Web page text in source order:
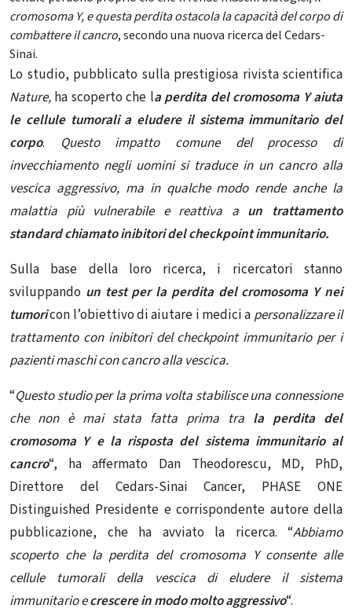
cromosoma Y, e questa perdita ostacola la capacità del corpo di
combattere il cancro, secondo una nuova ricerca del Cedars-
Sinai.
Lo studio, pubblicato sulla prestigiosa rivista scientifica
Nature, ha scoperto che la perdita del cromosoma Y aiuta
le cellule tumorali a eludere il sistema immunitario del
corpo. Questo impatto comune del processo di
invecchiamento negli uomini si traduce in un cancro alla
vescica aggressivo, ma in qualche modo rende anche la
malattia più vulnerabile e reattiva aun trattamento
standard chiamato inibitori del checkpoint immunitario.
Sulla base della loro ricerca, i ricercatori stanno
sviluppando un test per la perdita del cromosoma Y nei
tumoricon l’obiettivo di aiutare i medici a personalizzare il
trattamento con inibitori del checkpoint immunitario per i
pazienti maschi con cancro alla vescica.
“Questo studio per la prima volta stabilisce una connessione
che non è mai stata fatta prima tra la perdita del
cromosoma Y e la risposta del sistema immunitario al
cancro“, ha affermato Dan Theodorescu, MD, PhD,
Direttore del Cedars-Sinai Cancer, PHASE ONE
Distinguished Presidente e corrispondente autore della
pubblicazione, che ha avviato la ricerca. “Abbiamo
scoperto che la perdita del cromosoma Y consente alle
cellule tumorali della vescica di eludere il sistema
immunitario ecrescere in modo molto aggressivo“.